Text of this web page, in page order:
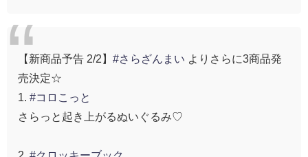
【新商品予告 2/2】 #さらざんまい よりさらに3商品発
売決定☆
1. #コロこっと
さらっと起き上がるぬいぐるみ♡